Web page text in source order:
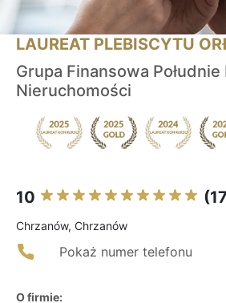
LAUREAT PLEBISCYTU
Grupa Finansowa Południe
Nieruchomości
10
Chrzanów, Chrzanów
Pokaż numer telefonu
O firmie: